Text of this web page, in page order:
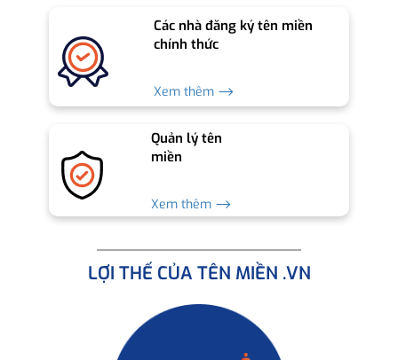
Các nhà đăng ký tên miền
chính thức
Xem thêm ⟶
Quản lý tên
miền
Xem thêm ⟶
LỢI THẾ CỦA TÊN MIỀN .VN